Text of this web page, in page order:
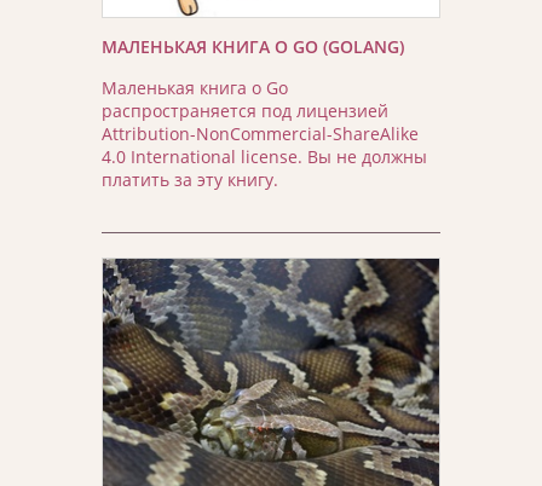
МАЛЕНЬКАЯ КНИГА О GO (GOLANG)
Маленькая книга о Go
распространяется под лицензией
Attribution-NonCommercial-ShareAlike
4.0 International license. Вы не должны
платить за эту книгу.